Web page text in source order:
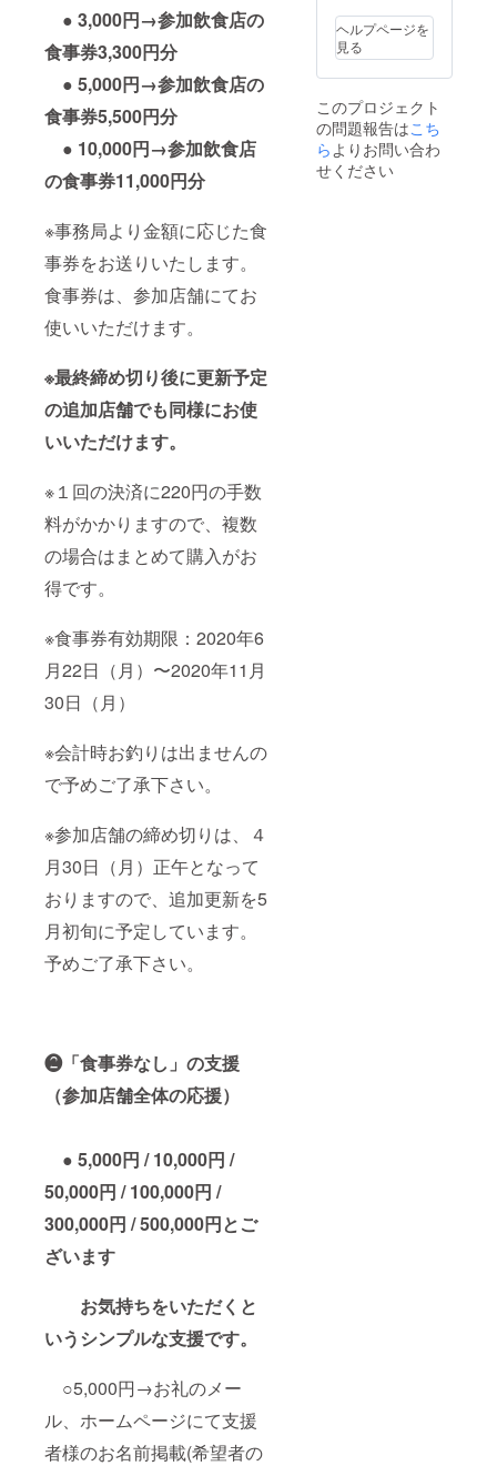
● 3,000円→参加飲食店の
食事券3,300円分
● 5,000円→参加飲食店の
食事券5,500円分
● 10,000円→参加飲食店
の食事券11,000円分
※事務局より金額に応じた食
事券をお送りいたします。
食事券は、参加店舗にてお
使いいただけます。
※最終締め切り後に更新予定
の追加店舗でも同様にお使
いいただけます。
※１回の決済に220円の手数
料がかかりますので、複数
の場合はまとめて購入がお
得です。
※食事券有効期限：2020年6
月22日（月）〜2020年11月
30日（月）
※会計時お釣りは出ませんの
で予めご了承下さい。
※参加店舗の締め切りは、４
月30日（月）正午となって
おりますので、追加更新を5
月初旬に予定しています。
予めご了承下さい。
❷「食事券なし」の支援
（参加店舗全体の応援）
● 5,000円 / 10,000円 /
50,000円 / 100,000円 /
300,000円 / 500,000円とご
ざいます
お気持ちをいただくと
いうシンプルな支援です。
○5,000円→お礼のメー
ル、ホームページにて支援
者様のお名前掲載(希望者の
ヘルプページを
見る
このプロジェクト
の問題報告はこち
らよりお問い合わ
せください